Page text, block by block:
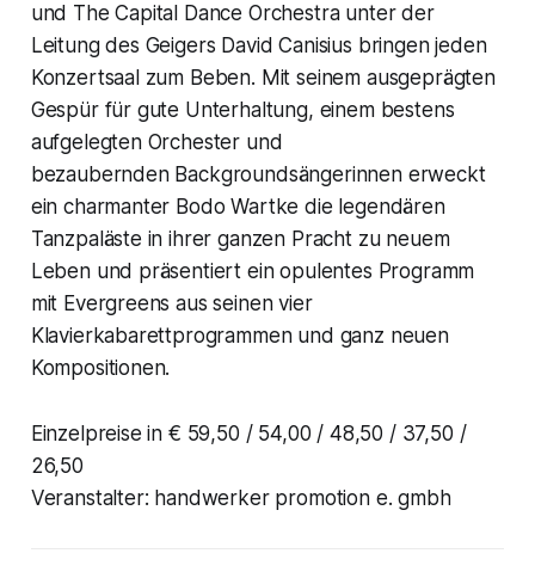
und The Capital Dance Orchestra unter der
Leitung des Geigers David Canisius bringen jeden
Konzertsaal zum Beben. Mit seinem ausgeprägten
Gespür für gute Unterhaltung, einem bestens
aufgelegten Orchester und
bezaubernden Backgroundsängerinnen erweckt
ein charmanter Bodo Wartke die legendären
Tanzpaläste in ihrer ganzen Pracht zu neuem
Leben und präsentiert ein opulentes Programm
mit Evergreens aus seinen vier
Klavierkabarettprogrammen und ganz neuen
Kompositionen.
Einzelpreise in € 59,50 / 54,00 / 48,50 / 37,50 /
26,50
Veranstalter: handwerker promotion e. gmbh